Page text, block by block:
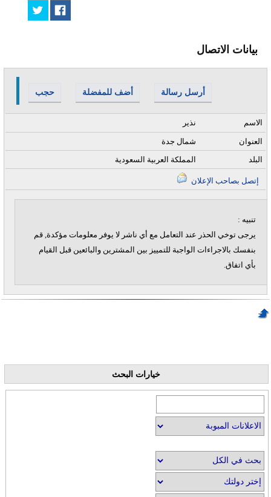
بيانات الاتصال
حجب أضف للمفضلة أرسل رسالة
نذير الاسم
شمال جدة
العنوان
المملكة العربية السعودية
البلد
تنبيه :
يرجى توخي الحذر عند التعامل مع أي ناشر لا يوفر معلومات مؤكدة, قم
بنفسك بالاجراءات الواجبة للتمييز بين المشترين والبائعين قبل القيام
بأي اتفاق.
خيارات البحث